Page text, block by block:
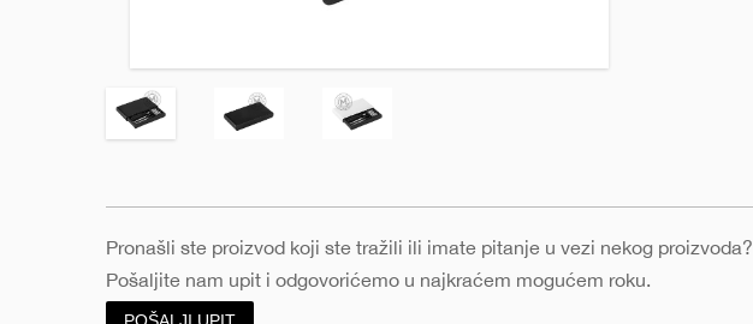
Pronašli ste proizvod koji ste tražili ili imate pitanje u vezi nekog proizvoda?
Pošaljite nam upit i odgovorićemo u najkraćem mogućem roku.